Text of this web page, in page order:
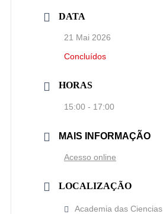
DATA
21 Mai 2026
Concluídos
HORAS
15:00 - 17:00
MAIS INFORMAÇÃO
Acesso online
LOCALIZAÇÃO
Academia das Ciencias